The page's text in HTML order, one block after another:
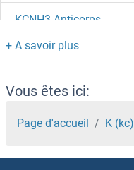
KCNH3 Anticorps
KCNH1 Anticorps
KCNG4 Anticorps
KCNG3 Anticorps
Kcng2 Anticorps
Vous êtes ici:
Page d'accueil K (kc)